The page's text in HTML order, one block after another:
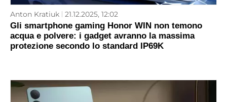
Anton Kratiuk 21.12.2025, 12:02
Gli smartphone gaming Honor WIN non temono
acqua e polvere: i gadget avranno la massima
protezione secondo lo standard IP69K